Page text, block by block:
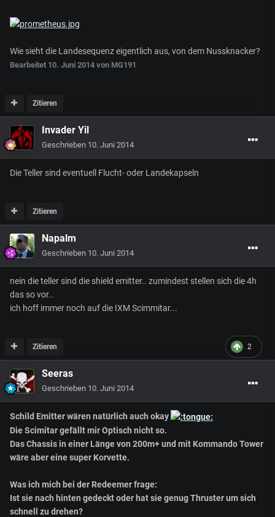
Wie sieht die Landesequenz eigentlich aus, von dem Nussknacker?
Bearbeitet 10. Juni 2014 von MG191
Zitieren
Invader Yil
Geschrieben 10. Juni 2014
Die Teller sind eventuell Flucht- oder Landekapseln
Zitieren
Napalm
Geschrieben 10. Juni 2014
nein die teller sind die shield emitter.. zumindest stellen sich die 4h
das so vor..
ich hoff immer noch auf die IXM Scimmitar...
2
Zitieren
Seeras
Geschrieben 10. Juni 2014
Schild Emitter wären natürlich auch okay
Die Scimitar gefällt mir Optisch nicht so.
Das Chassis in einer Länge von 200m+ und mit Kommando Tower
wäre aber eine super Korvette.
Was ich mich bei der Redeemer frage:
Ist sie nach hinten gedeckt oder hat sie genug Thruster um sich
schnell zu drehen?